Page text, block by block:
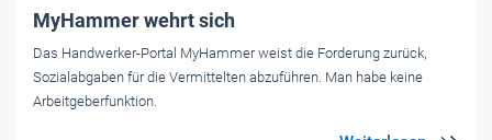
MyHammer wehrt sich
Das Handwerker-Portal MyHammer weist die Forderung zurück,
Sozialabgaben für die Vermittelten abzuführen. Man habe keine
Arbeitgeberfunktion.